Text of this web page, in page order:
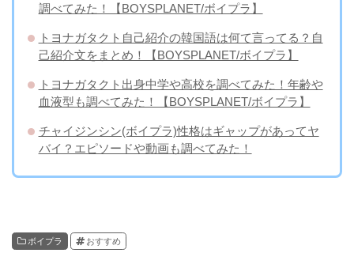
調べてみた！【BOYSPLANET/ボイプラ】
トヨナガタクト自己紹介の韓国語は何て言ってる？自
己紹介文をまとめ！【BOYSPLANET/ボイプラ】
トヨナガタクト出身中学や高校を調べてみた！年齢や
血液型も調べてみた！【BOYSPLANET/ボイプラ】
チャイジンシン(ボイプラ)性格はギャップがあってヤ
バイ？エピソードや動画も調べてみた！
ボイプラ おすすめ